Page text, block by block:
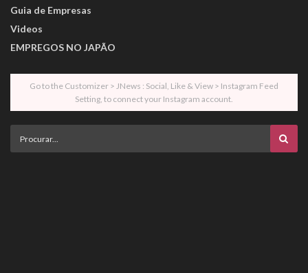
Guia de Empresas
Videos
EMPREGOS NO JAPÃO
Go to the Customizer > JNews : Social, Like & View > Instagram Feed
Setting, to connect your Instagram account.